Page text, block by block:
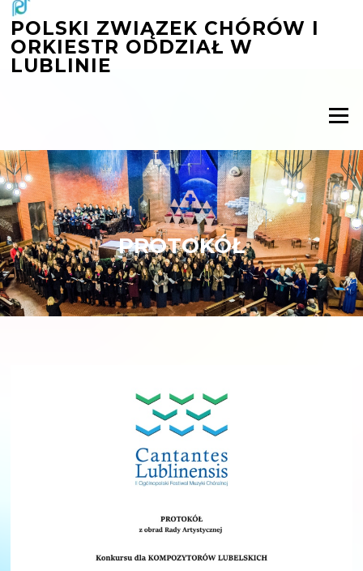
Przejdź
treści
POLSKI ZWIĄZEK CHÓRÓW I
ORKIESTR ODDZIAŁ W
LUBLINIE
Menu
PROTOKÓŁ